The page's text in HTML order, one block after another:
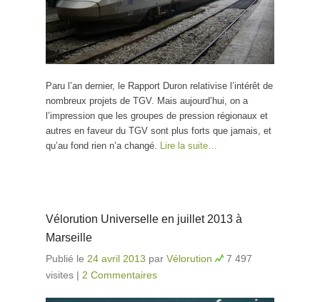
Paru l’an dernier, le Rapport Duron relativise l’intérêt de
nombreux projets de TGV. Mais aujourd’hui, on a
l’impression que les groupes de pression régionaux et
autres en faveur du TGV sont plus forts que jamais, et
qu’au fond rien n’a changé. Lire la suite…
Vélorution Universelle en juillet 2013 à
Marseille
Publié le 24 avril 2013 par Vélorution
7 497
visites | 2 Commentaires